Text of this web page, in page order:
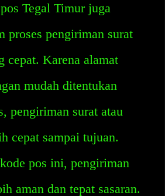
Tegal Timur juga
proses pengiriman surat
cepat. Karena alamat
mudah ditentukan
pengiriman surat atau
cepat sampai tujuan.
pos ini, pengiriman
aman dan tepat sasaran.